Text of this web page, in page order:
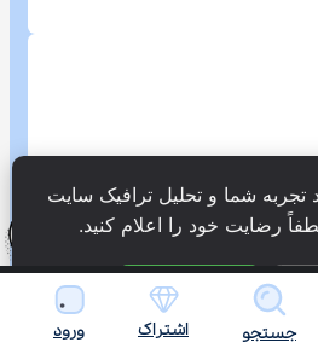
جستجو اشتراک ورود
بهبود تجربه شما و تحلیل ترافیک سایت
پذیرش همه